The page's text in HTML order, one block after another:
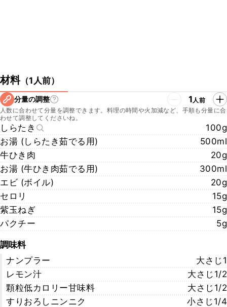
材料（1人前）
分量の調整 1人前
人数に合わせて分量を調整できます。料理の時間や火加減など、手順も分量に合
わせて調整してくださいね。
しらたき
100g
お湯 (しらたき茹でる用)
500ml
牛ひき肉
20g
お湯 (牛ひき肉茹でる用)
300ml
エビ (ボイル)
20g
セロリ
15g
紫玉ねぎ
15g
パクチー
5g
調味料
ナンプラー
大さじ1
レモン汁
大さじ1/2
顆粒低カロリー甘味料
大さじ1/2
すりおろしニンニク
小さじ1/4